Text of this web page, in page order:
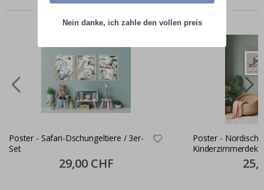
Zusammen gekaufte Produkte
Poster - Safari-Dschungeltiere / 3er-
Set
Special
Price
29,00 CHF
Poster - Nordische
Price
Nein danke, ich zahle den vollen preis